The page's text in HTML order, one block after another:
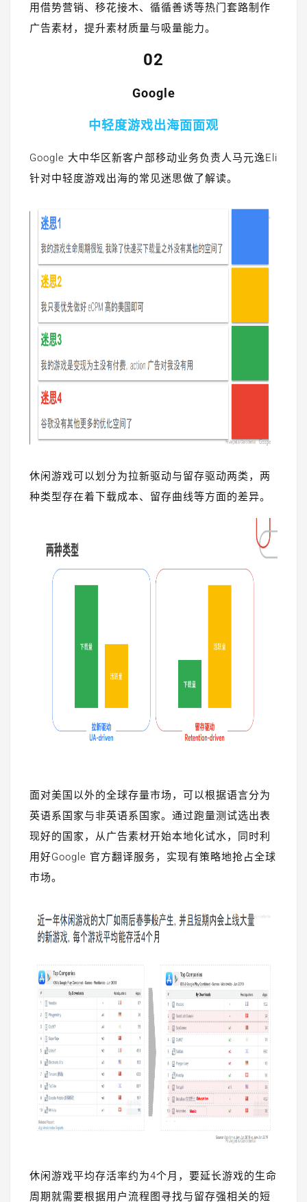
用借势营销、移花接木、循循善诱等热门套路制作
广告素材，提升素材质量与吸量能力。
02
Google
中轻度游戏出海面面观
Google 大中华区新客户部移动业务负责人马元逸Eli
针对中轻度游戏出海的常见迷思做了解读。
休闲游戏可以划分为拉新驱动与留存驱动两类，两
种类型存在着下载成本、留存曲线等方面的差异。
面对美国以外的全球存量市场，可以根据语言分为
英语系国家与非英语系国家。通过跑量测试选出表
现好的国家，从广告素材开始本地化试水，同时利
用好Google 官方翻译服务，实现有策略地抢占全球
市场。
休闲游戏平均存活率约为4个月，要延长游戏的生命
周期就需要根据用户流程图寻找与留存强相关的短